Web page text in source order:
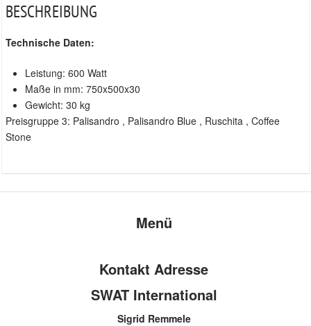
BESCHREIBUNG
Technische Daten:
Leistung: 600 Watt
Maße in mm: 750x500x30
Gewicht: 30 kg
Preisgruppe 3: Palisandro , Palisandro Blue , Ruschita , Coffee
Stone
Menü
Kontakt Adresse
SWAT International
Sigrid Remmele